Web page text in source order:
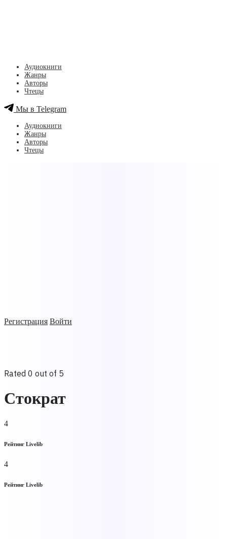
Регистрация Войти
Аудиокниги
Жанры
Авторы
Чтецы
Мы в Telegram
Аудиокниги
Жанры
Авторы
Чтецы
Rated 0 out of 5
Стократ
4
Рейтинг Livelib
4
Рейтинг Livelib